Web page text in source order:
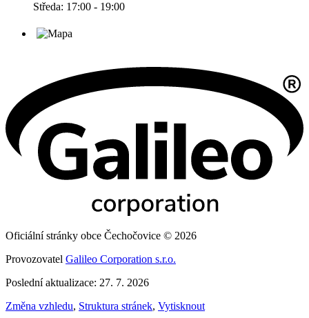
Středa: 17:00 - 19:00
Oficiální stránky obce Čechočovice © 2026
Provozovatel Galileo Corporation s.r.o.
Poslední aktualizace: 27. 7. 2026
Změna vzhledu, Struktura stránek, Vytisknout